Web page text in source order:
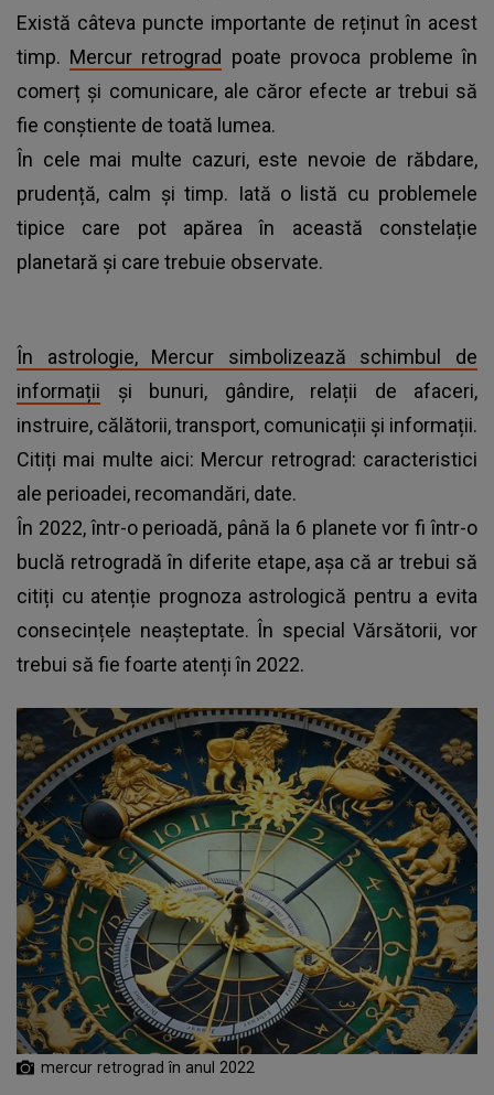
Există câteva puncte importante de reținut în acest
timp. Mercur retrograd poate provoca probleme în
comerț și comunicare, ale căror efecte ar trebui să
fie conștiente de toată lumea.
În cele mai multe cazuri, este nevoie de răbdare,
prudență, calm și timp. Iată o listă cu problemele
tipice care pot apărea în această constelație
planetară și care trebuie observate.
În astrologie, Mercur simbolizează schimbul de
informații și bunuri, gândire, relații de afaceri,
instruire, călătorii, transport, comunicații și informații.
Citiți mai multe aici: Mercur retrograd: caracteristici
ale perioadei, recomandări, date.
În 2022, într-o perioadă, până la 6 planete vor fi într-o
buclă retrogradă în diferite etape, așa că ar trebui să
citiți cu atenție prognoza astrologică pentru a evita
consecințele neașteptate. În special Vărsătorii, vor
trebui să fie foarte atenți în 2022.
mercur retrograd în anul 2022